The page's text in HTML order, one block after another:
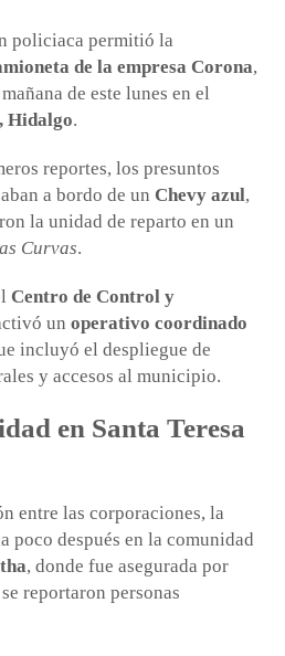
policiaca permitió la
de la empresa Corona,
de este lunes en el
Hidalgo.
reportes, los presuntos
a bordo de unChevy azul,
la unidad de reparto en un
Curvas.
Centro de Control y
unoperativo coordinado
incluyó el despliegue de
y accesos al municipio.
en Santa Teresa
entre las corporaciones, la
poco después en la comunidad
, donde fue asegurada por
reportaron personas